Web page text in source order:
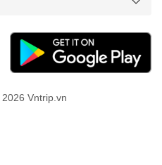
Vntrip.vn